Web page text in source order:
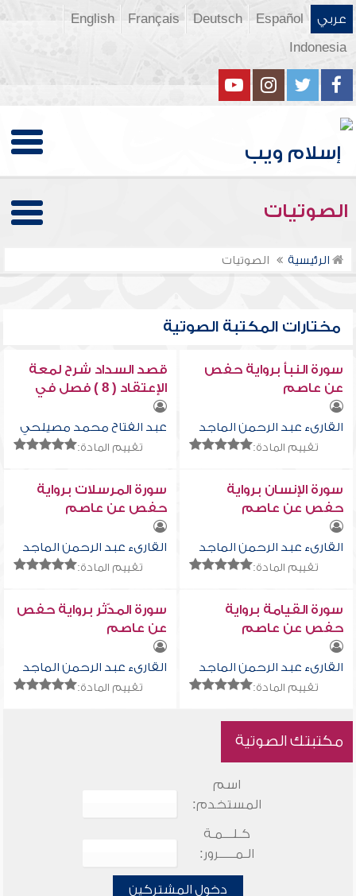
عربي Español
Deutsch
Français
English
Indonesia
الصوتيات
الرئيسية الصوتيات
مختارات المكتبة الصوتية
سورة النبأ برواية حفص
عن عاصم
القارىء عبد الرحمن الماجد
تقييم المادة:
قصد السداد شرح لمعة
الإعتقاد ( 8 ) فصل في
ذكر بعض ايات واحاديث
الصفات
عبد الفتاح محمد مصيلحي
تقييم المادة:
سورة الإنسان برواية
حفص عن عاصم
القارىء عبد الرحمن الماجد
تقييم المادة:
سورة المرسلات برواية
حفص عن عاصم
القارىء عبد الرحمن الماجد
تقييم المادة:
سورة القيامة برواية
حفص عن عاصم
القارىء عبد الرحمن الماجد
تقييم المادة:
سورة المدّثر برواية حفص
عن عاصم
القارىء عبد الرحمن الماجد
تقييم المادة:
مكتبتك الصوتية
اسم
المستخدم:
كـلـــمـة
الـمـــــرور:
دخول المشتركين